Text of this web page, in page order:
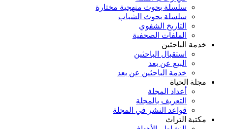
سلسلة بحوث منهجية مختارة
سلسلة بحوث الشباب
التاريخ الشفوي
الملفات الصحفية
خدمة الباحثين
استقبال الباحثين
البيع عن بعد
خدمة الباحثين عن بعد
مجلة الحياة
أعداد المجلة
التعريف بالمجلة
قواعد النشر في المجلة
مكتبة التراث